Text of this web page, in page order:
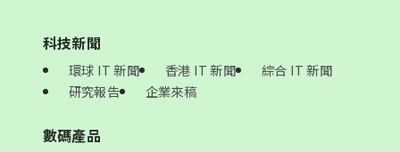
科技新聞
環球 IT 新聞 香港 IT 新聞
綜合 IT 新聞
研究報告
企業來稿
數碼產品